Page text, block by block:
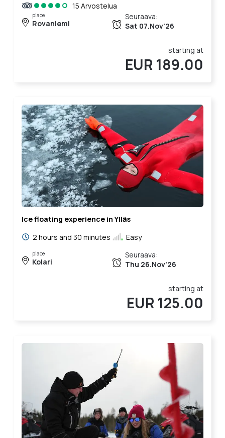
15 Arvostelua
place
Rovaniemi
Seuraava:
Sat 07.Nov'26
starting at
EUR 189.00
Ice floating experience in Ylläs
2 hours and 30 minutes
Easy
place
Kolari
Seuraava:
Thu 26.Nov'26
starting at
EUR 125.00